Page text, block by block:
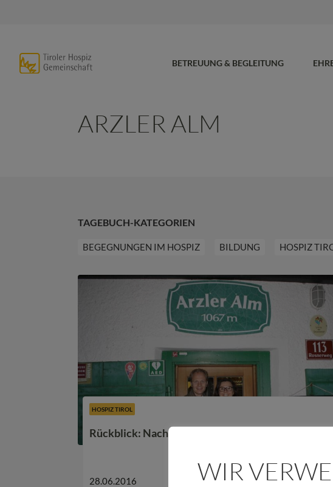
BETREUUNG & BEGLEITUNG
ARZLER ALM
TAGEBUCH-KATEGORIEN
BEGEGNUNGEN IM HOSPIZ BILDUNG HOSPIZ
HOSPIZ TIROL
Rückblick: Nachtwandern fürs Hospiz 2016
28.06.2016
WIR